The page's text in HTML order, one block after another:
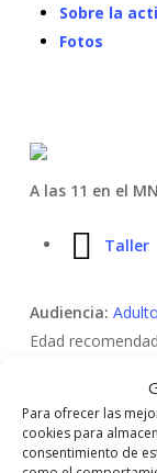
Para ofrecer las
cookies para
consentimiento de
Sobre la
Fotos
A las 11 en el
Taller
Audiencia:
Edad